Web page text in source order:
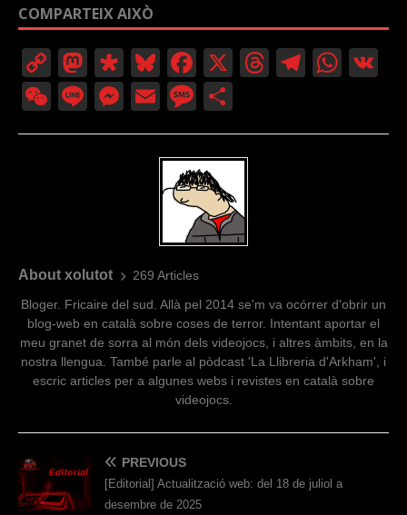
COMPARTEIX AIXÒ
C
o
p
M
a
st
Di
a
s
Bl
u
e
sk
y
F
a
c
e
b
o
o
k
X
T
T
W
W
e
Li
n
M
e
er
E
m
ail
M
e
ss
a
g
e
o
m
ar
te
About xolutot 269 Articles
Bloger. Fricaire del sud. Allà pel 2014 se'm va ocórrer d'obrir un
blog-web en català sobre coses de terror. Intentant aportar el
meu granet de sorra al món dels videojocs, i altres àmbits, en la
nostra llengua. També parle al pòdcast 'La Llibreria d'Arkham', i
escric articles per a algunes webs i revistes en català sobre
videojocs.
PREVIOUS
[Editorial] Actualització web: del 18 de juliol a
desembre de 2025